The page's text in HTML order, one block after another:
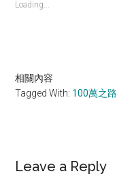
Loading...
相關內容
Tagged With: 100萬之路
Reader
Leave a Reply